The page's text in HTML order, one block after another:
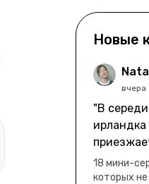
Новые
вчера
"В
ирландка
она
18 мини-
которых